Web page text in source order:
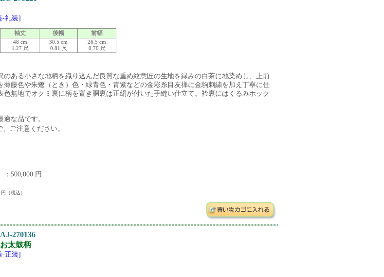
-礼装]
袖丈 後幅 前幅
48 cm
1.27 尺
30.5 cm
0.81 尺
26.5 cm
0.70 尺
のある小さな地柄を織り込んだ良質な重め紋意匠の生地を緑みの白茶に地染めし、上前
薄藤色や朱鷺（とき）色・緑青色・青紫などの金彩糸目友禅に金駒刺繍を加え丁寧に仕
色無地でオクミ裏に柄を置き胴裏は正絹が付いた手縫い仕立て。衿裏にはくるみホック
な品です。
ご注意ください。
500,000 円
円（税込）
270136
太鼓柄
-正装]